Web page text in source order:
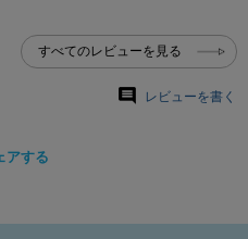
すべてのレビューを見る
レビューを書く
アする